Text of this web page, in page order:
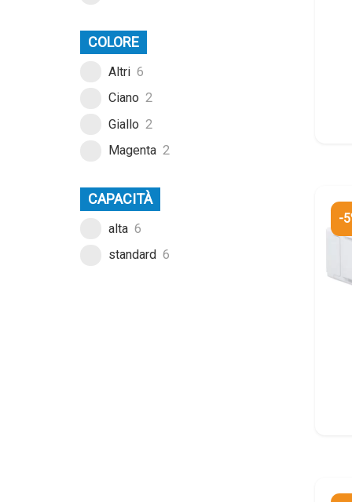
COLORE
Altri 6
Ciano 2
Giallo 2
Magenta 2
CAPACITÀ
alta 6
standard 6
-